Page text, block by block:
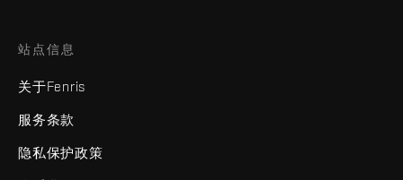
站点信息
关于Fenris
服务条款
隐私保护政策